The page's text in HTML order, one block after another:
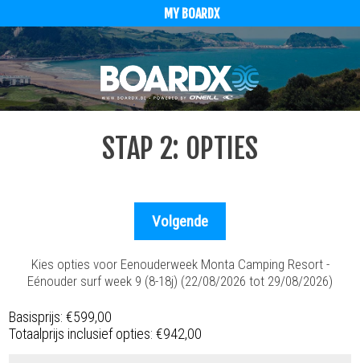
MY BOARDX
STAP 2: OPTIES
Kies opties voor Eenouderweek Monta Camping Resort -
Eénouder surf week 9 (8-18j) (22/08/2026 tot 29/08/2026)
Basisprijs:€599,00
Totaalprijs inclusief opties:€942,00